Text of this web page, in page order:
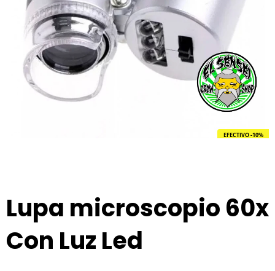
EFECTIVO -10%
Lupa microscopio 60x
Con Luz Led